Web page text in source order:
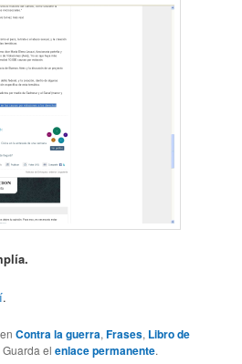
.
enContra la guerra,Frases, Libro de
Guarda elenlace permanente.